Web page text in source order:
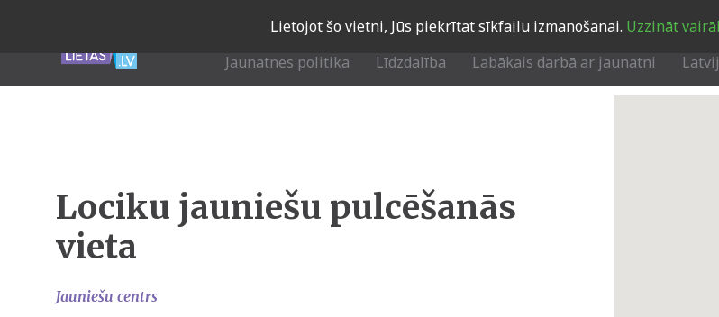
Lietojot šo vietni, Jūs piekrītat sīkfailu izmanošanai. Uzzināt
Jaunatnes politika Līdzdalība Labākais darbā ar jaunatni
Lociku jauniešu pulcēšanās
vieta
Jauniešu centrs